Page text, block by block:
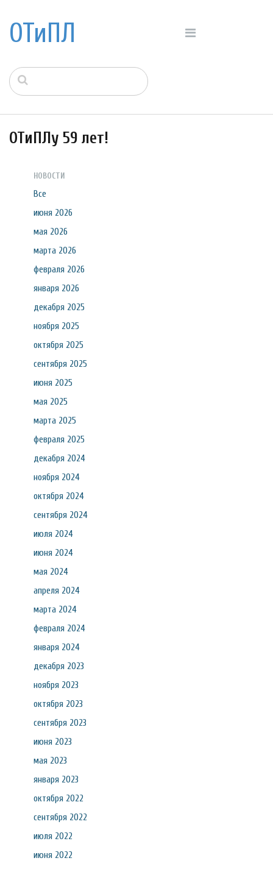
ОТиПЛ
ОТиПЛу 59 лет!
НОВОСТИ
Все
июня 2026
мая 2026
марта 2026
февраля 2026
января 2026
декабря 2025
ноября 2025
октября 2025
сентября 2025
июня 2025
мая 2025
марта 2025
февраля 2025
декабря 2024
ноября 2024
октября 2024
сентября 2024
июля 2024
июня 2024
мая 2024
апреля 2024
марта 2024
февраля 2024
января 2024
декабря 2023
ноября 2023
октября 2023
сентября 2023
июня 2023
мая 2023
января 2023
октября 2022
сентября 2022
июля 2022
июня 2022